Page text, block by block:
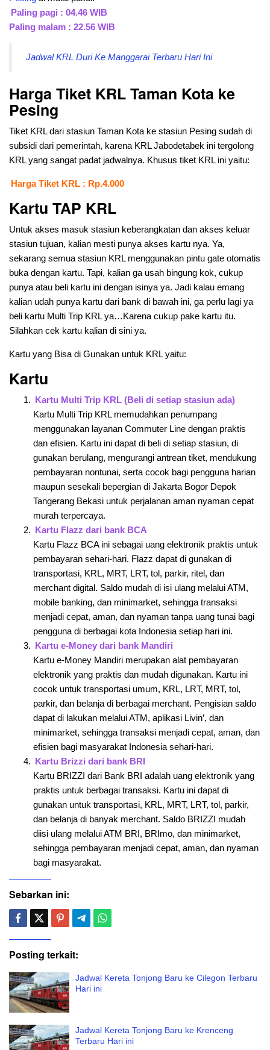
Paling pagi : 04.46 WIB
Paling malam : 22.56 WIB
Jadwal KRL Duri Ke Manggarai Terbaru Hari Ini
Harga Tiket KRL Taman Kota ke
Pesing
Tiket KRL dari stasiun Taman Kota ke stasiun Pesing sudah di
subsidi dari pemerintah, karena KRL Jabodetabek ini tergolong
KRL yang sangat padat jadwalnya. Khusus tiket KRL ini yaitu:
Harga Tiket KRL : Rp.4.000
Kartu TAP KRL
Untuk akses masuk stasiun keberangkatan dan akses keluar
stasiun tujuan, kalian mesti punya akses kartu nya. Ya,
sekarang semua stasiun KRL menggunakan pintu gate otomatis
buka dengan kartu. Tapi, kalian ga usah bingung kok, cukup
punya atau beli kartu ini dengan isinya ya. Jadi kalau emang
kalian udah punya kartu dari bank di bawah ini, ga perlu lagi ya
beli kartu Multi Trip KRL ya…Karena cukup pake kartu itu.
Silahkan cek kartu kalian di sini ya.
Kartu yang Bisa di Gunakan untuk KRL yaitu:
Kartu
Kartu Multi Trip KRL (Beli di setiap stasiun ada)
Kartu Multi Trip KRL memudahkan penumpang
menggunakan layanan Commuter Line dengan praktis
dan efisien. Kartu ini dapat di beli di setiap stasiun, di
gunakan berulang, mengurangi antrean tiket, mendukung
pembayaran nontunai, serta cocok bagi pengguna harian
maupun sesekali bepergian di Jakarta Bogor Depok
Tangerang Bekasi untuk perjalanan aman nyaman cepat
murah terpercaya.
Kartu Flazz dari bank BCA
Kartu Flazz BCA ini sebagai uang elektronik praktis untuk
pembayaran sehari-hari. Flazz dapat di gunakan di
transportasi, KRL, MRT, LRT, tol, parkir, ritel, dan
merchant digital. Saldo mudah di isi ulang melalui ATM,
mobile banking, dan minimarket, sehingga transaksi
menjadi cepat, aman, dan nyaman tanpa uang tunai bagi
pengguna di berbagai kota Indonesia setiap hari ini.
Kartu e-Money dari bank Mandiri
Kartu e-Money Mandiri merupakan alat pembayaran
elektronik yang praktis dan mudah digunakan. Kartu ini
cocok untuk transportasi umum, KRL, LRT, MRT, tol,
parkir, dan belanja di berbagai merchant. Pengisian saldo
dapat di lakukan melalui ATM, aplikasi Livin’, dan
minimarket, sehingga transaksi menjadi cepat, aman, dan
efisien bagi masyarakat Indonesia sehari-hari.
Kartu Brizzi dari bank BRI
Kartu BRIZZI dari Bank BRI adalah uang elektronik yang
praktis untuk berbagai transaksi. Kartu ini dapat di
gunakan untuk transportasi, KRL, MRT, LRT, tol, parkir,
dan belanja di banyak merchant. Saldo BRIZZI mudah
diisi ulang melalui ATM BRI, BRImo, dan minimarket,
sehingga pembayaran menjadi cepat, aman, dan nyaman
bagi masyarakat.
Sebarkan ini:
Posting terkait:
Jadwal Kereta Tonjong Baru ke Cilegon Terbaru
Hari ini
Jadwal Kereta Tonjong Baru ke Krenceng
Terbaru Hari ini